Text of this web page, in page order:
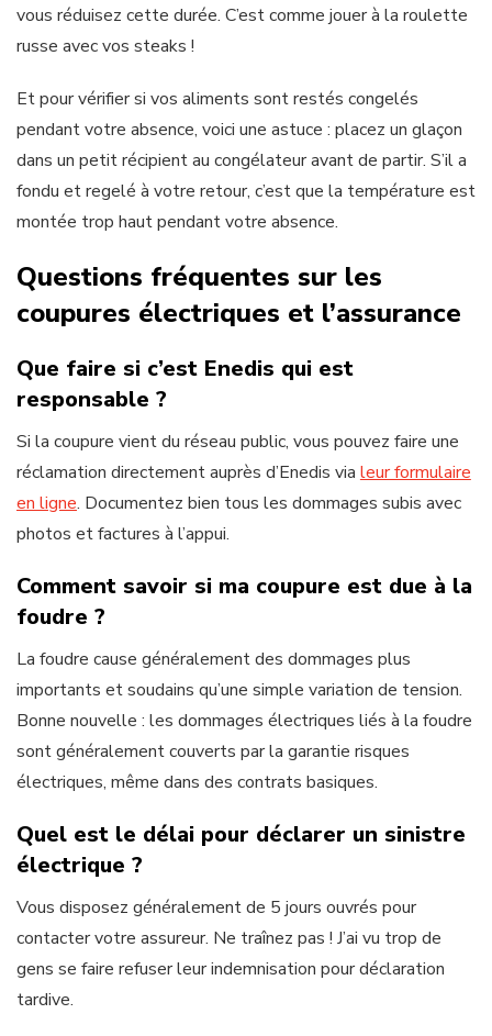
vous réduisez cette durée. C’est comme jouer à la roulette
russe avec vos steaks !
Et pour vérifier si vos aliments sont restés congelés
pendant votre absence, voici une astuce : placez un glaçon
dans un petit récipient au congélateur avant de partir. S’il a
fondu et regelé à votre retour, c’est que la température est
montée trop haut pendant votre absence.
Questions fréquentes sur les
coupures électriques et l’assurance
Que faire si c’est Enedis qui est
responsable ?
Si la coupure vient du réseau public, vous pouvez faire une
réclamation directement auprès d’Enedis vialeur formulaire
en ligne. Documentez bien tous les dommages subis avec
photos et factures à l’appui.
Comment savoir si ma coupure est due à la
foudre ?
La foudre cause généralement des dommages plus
importants et soudains qu’une simple variation de tension.
Bonne nouvelle : les dommages électriques liés à la foudre
sont généralement couverts par la garantie risques
électriques, même dans des contrats basiques.
Quel est le délai pour déclarer un sinistre
électrique ?
Vous disposez généralement de 5 jours ouvrés pour
contacter votre assureur. Ne traînez pas ! J’ai vu trop de
gens se faire refuser leur indemnisation pour déclaration
tardive.